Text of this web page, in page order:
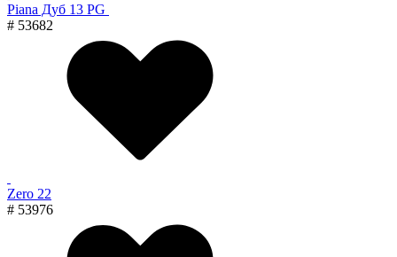
Piana Дуб 13 PG
# 53682
Zero 22
# 53976